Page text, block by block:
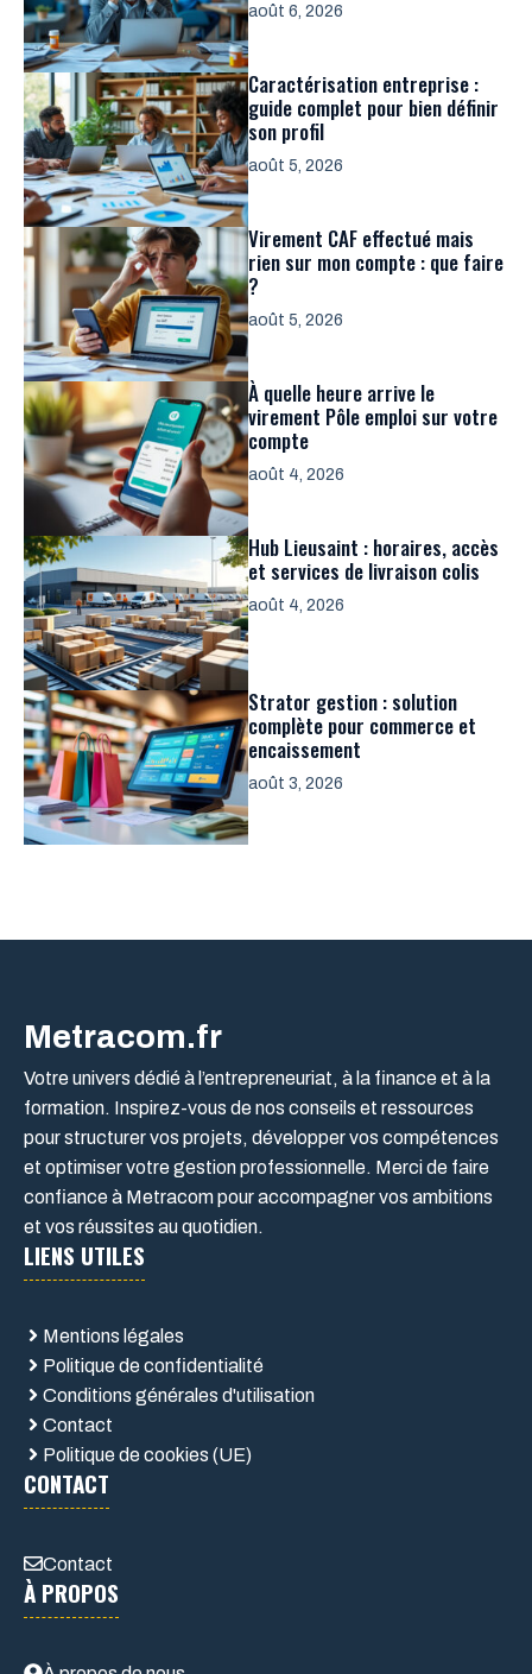
août 6, 2026
Caractérisation entreprise :
guide complet pour bien définir
son profil
août 5, 2026
Virement CAF effectué mais
rien sur mon compte : que faire
?
août 5, 2026
À quelle heure arrive le
virement Pôle emploi sur votre
compte
août 4, 2026
Hub Lieusaint : horaires, accès
et services de livraison colis
août 4, 2026
Strator gestion : solution
complète pour commerce et
encaissement
août 3, 2026
Metracom.fr
Votre univers dédié à l’entrepreneuriat, à la finance et à la
formation. Inspirez-vous de nos conseils et ressources
pour structurer vos projets, développer vos compétences
et optimiser votre gestion professionnelle. Merci de faire
confiance à Metracom pour accompagner vos ambitions
et vos réussites au quotidien.
LIENS UTILES
Mentions légales
Politique de confidentialité
Conditions générales d'utilisation
Contact
Politique de cookies (UE)
CONTACT
Contact
À PROPOS